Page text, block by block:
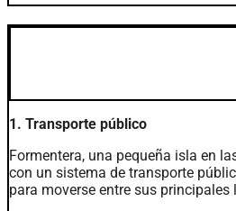
1. Transporte público
Formentera, una pequeña isla en
con un sistema de transporte
para moverse entre sus